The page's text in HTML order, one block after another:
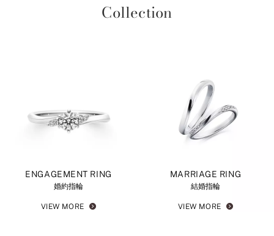
Collection
ENGAGEMENT RING
婚約指輪
VIEW MORE
MARRIAGE RING
結婚指輪
VIEW MORE